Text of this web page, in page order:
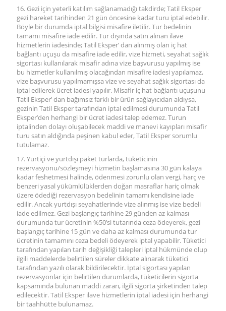
16. Gezi için yeterli katılım sağlanamadığı takdirde; Tatil Eksper
gezi hareket tarihinden 21 gün öncesine kadar turu iptal edebilir.
Böyle bir durumda iptal bilgisi misafire iletilir. Tur bedelinin
tamamı misafire iade edilir. Tur dışında satın alınan ilave
hizmetlerin iadesinde; Tatil Eksper’ dan alınmış olan iç hat
bağlantı uçuşu da misafire iade edilir, vize hizmeti, seyahat sağlık
sigortası kullanılarak misafir adına vize başvurusu yapılmış ise
bu hizmetler kullanılmış olacağından misafire iadesi yapılamaz,
vize başvurusu yapılmamışsa vize ve seyahat sağlık sigortası da
iptal edilerek ücret iadesi yapılır. Misafir iç hat bağlantı uçuşunu
Tatil Eksper’ dan bağımsız farklı bir ürün sağlayıcıdan aldıysa,
gezinin Tatil Eksper tarafından iptal edilmesi durumunda Tatil
Eksper’den herhangi bir ücret iadesi talep edemez. Turun
iptalinden dolayı oluşabilecek maddi ve manevi kayıpları misafir
turu satın aldığında peşinen kabul eder, Tatil Eksper sorumlu
tutulamaz.
17. Yurtiçi ve yurtdışı paket turlarda, tüketicinin
rezervasyonu/sözleşmeyi hizmetin başlamasına 30 gün kalaya
kadar feshetmesi halinde, ödenmesi zorunlu olan vergi, harç ve
benzeri yasal yükümlülüklerden doğan masraflar hariç olmak
üzere ödediği rezervasyon bedelinin tamamı kendisine iade
edilir. Ancak yurtdışı seyahatlerinde vize alınmış ise vize bedeli
iade edilmez. Gezi başlangıç tarihine 29 günden az kalması
durumunda tur ücretinin %50’si tutarında ceza ödeyerek, gezi
başlangıç tarihine 15 gün ve daha az kalması durumunda tur
ücretinin tamamını ceza bedeli ödeyerek iptal yapabilir. Tüketici
tarafından yapılan tarih değişikliği talepleri iptal hükmünde olup
ilgili maddelerde belirtilen süreler dikkate alınarak tüketici
tarafından yazılı olarak bildirilecektir. İptal sigortası yapılan
rezervasyonlar için belirtilen durumlarda, tüketicilerin sigorta
kapsamında bulunan maddi zararı, ilgili sigorta şirketinden talep
edilecektir. Tatil Eksper ilave hizmetlerin iptal iadesi için herhangi
bir taahhütte bulunamaz.